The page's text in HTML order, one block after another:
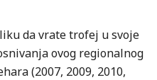
da vrate trofej u svoje
ovog regionalnog
(2007, 2009, 2010,